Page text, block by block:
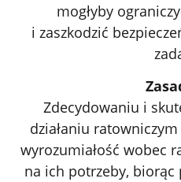
mogłyby
i zaszkodzić
Zdecydowaniu i
działaniu
wyrozumiałość wobec
na ich potrzeby, biorąc